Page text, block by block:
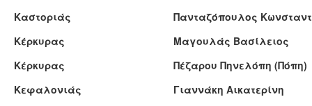
Καστοριάς
Πανταζόπουλος
Κέρκυρας
Μαγουλάς Βασίλειος
Κέρκυρας
Πέζαρου Πηνελόπη (Πόπη)
Κεφαλονιάς
Γιαννάκη Αικατερίνη